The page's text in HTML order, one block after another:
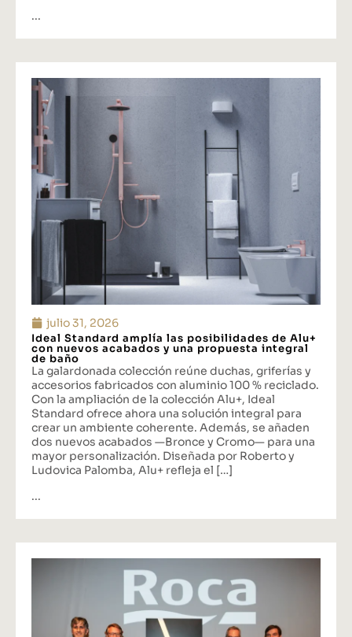
...
julio 31, 2026
Ideal Standard amplía las posibilidades de Alu+
con nuevos acabados y una propuesta integral
de baño
La galardonada colección reúne duchas, griferías y
accesorios fabricados con aluminio 100 % reciclado.
Con la ampliación de la colección Alu+, Ideal
Standard ofrece ahora una solución integral para
crear un ambiente coherente. Además, se añaden
dos nuevos acabados —Bronce y Cromo— para una
mayor personalización. Diseñada por Roberto y
Ludovica Palomba, Alu+ refleja el […]
...